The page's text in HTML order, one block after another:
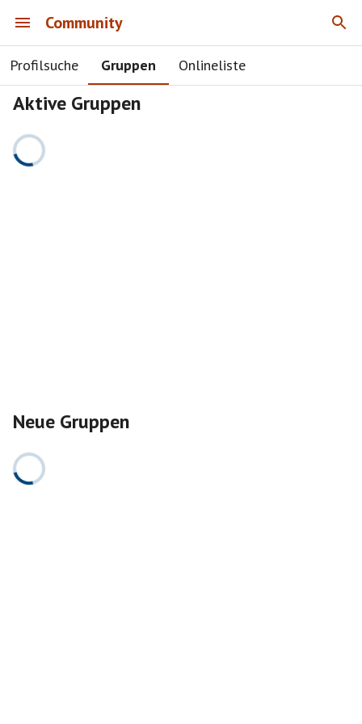
Community
Profilsuche Gruppen Onlineliste
Aktive Gruppen
Neue Gruppen